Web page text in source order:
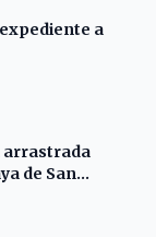
a
arrastrada
de San